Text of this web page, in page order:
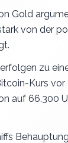
Gold
von der
zu
Kurs vor
auf 66.300